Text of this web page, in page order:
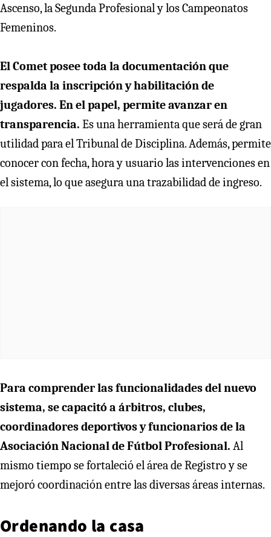
Ascenso, la Segunda Profesional y los Campeonatos
Femeninos.
El Comet posee toda la documentación que
respalda la inscripción y habilitación de
jugadores. En el papel, permite avanzar en
transparencia. Es una herramienta que será de gran
utilidad para el Tribunal de Disciplina. Además, permite
conocer con fecha, hora y usuario las intervenciones en
el sistema, lo que asegura una trazabilidad de ingreso.
Para comprender las funcionalidades del nuevo
sistema, se capacitó a árbitros, clubes,
coordinadores deportivos y funcionarios de la
Asociación Nacional de Fútbol Profesional. Al
mismo tiempo se fortaleció el área de Registro y se
mejoró coordinación entre las diversas áreas internas.
Ordenando la casa